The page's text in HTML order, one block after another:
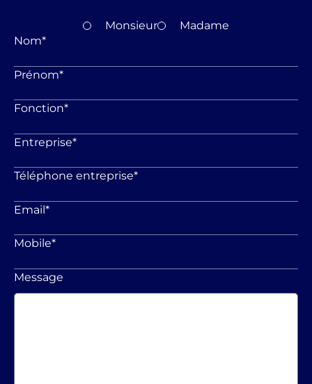
Monsieur
Madame
Nom*
Prénom*
Fonction*
Entreprise*
Téléphone entreprise*
Email*
Mobile*
Message